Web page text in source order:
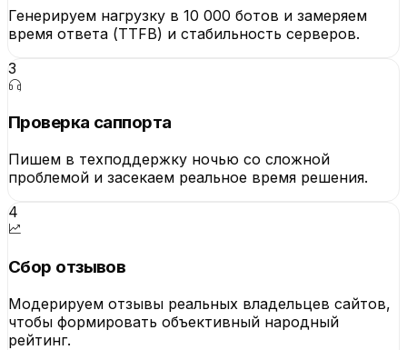
Генерируем нагрузку в 10 000 ботов и замеряем
время ответа (TTFB) и стабильность серверов.
3
Проверка саппорта
Пишем в техподдержку ночью со сложной
проблемой и засекаем реальное время решения.
4
Сбор отзывов
Модерируем отзывы реальных владельцев сайтов,
чтобы формировать объективный народный
рейтинг.